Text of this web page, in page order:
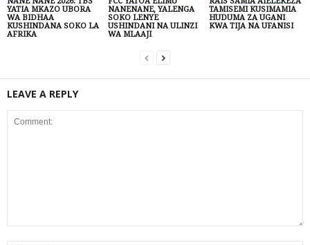
YATIA MKAZO UBORA
WA BIDHAA
KUSHINDANA SOKO LA
AFRIKA
NANENANE, YALENGA
SOKO LENYE
USHINDANI NA ULINZI
WA MLAAJI
TAMISEMI KUSIMAMIA
HUDUMA ZA UGANI
KWA TIJA NA UFANISI
LEAVE A REPLY